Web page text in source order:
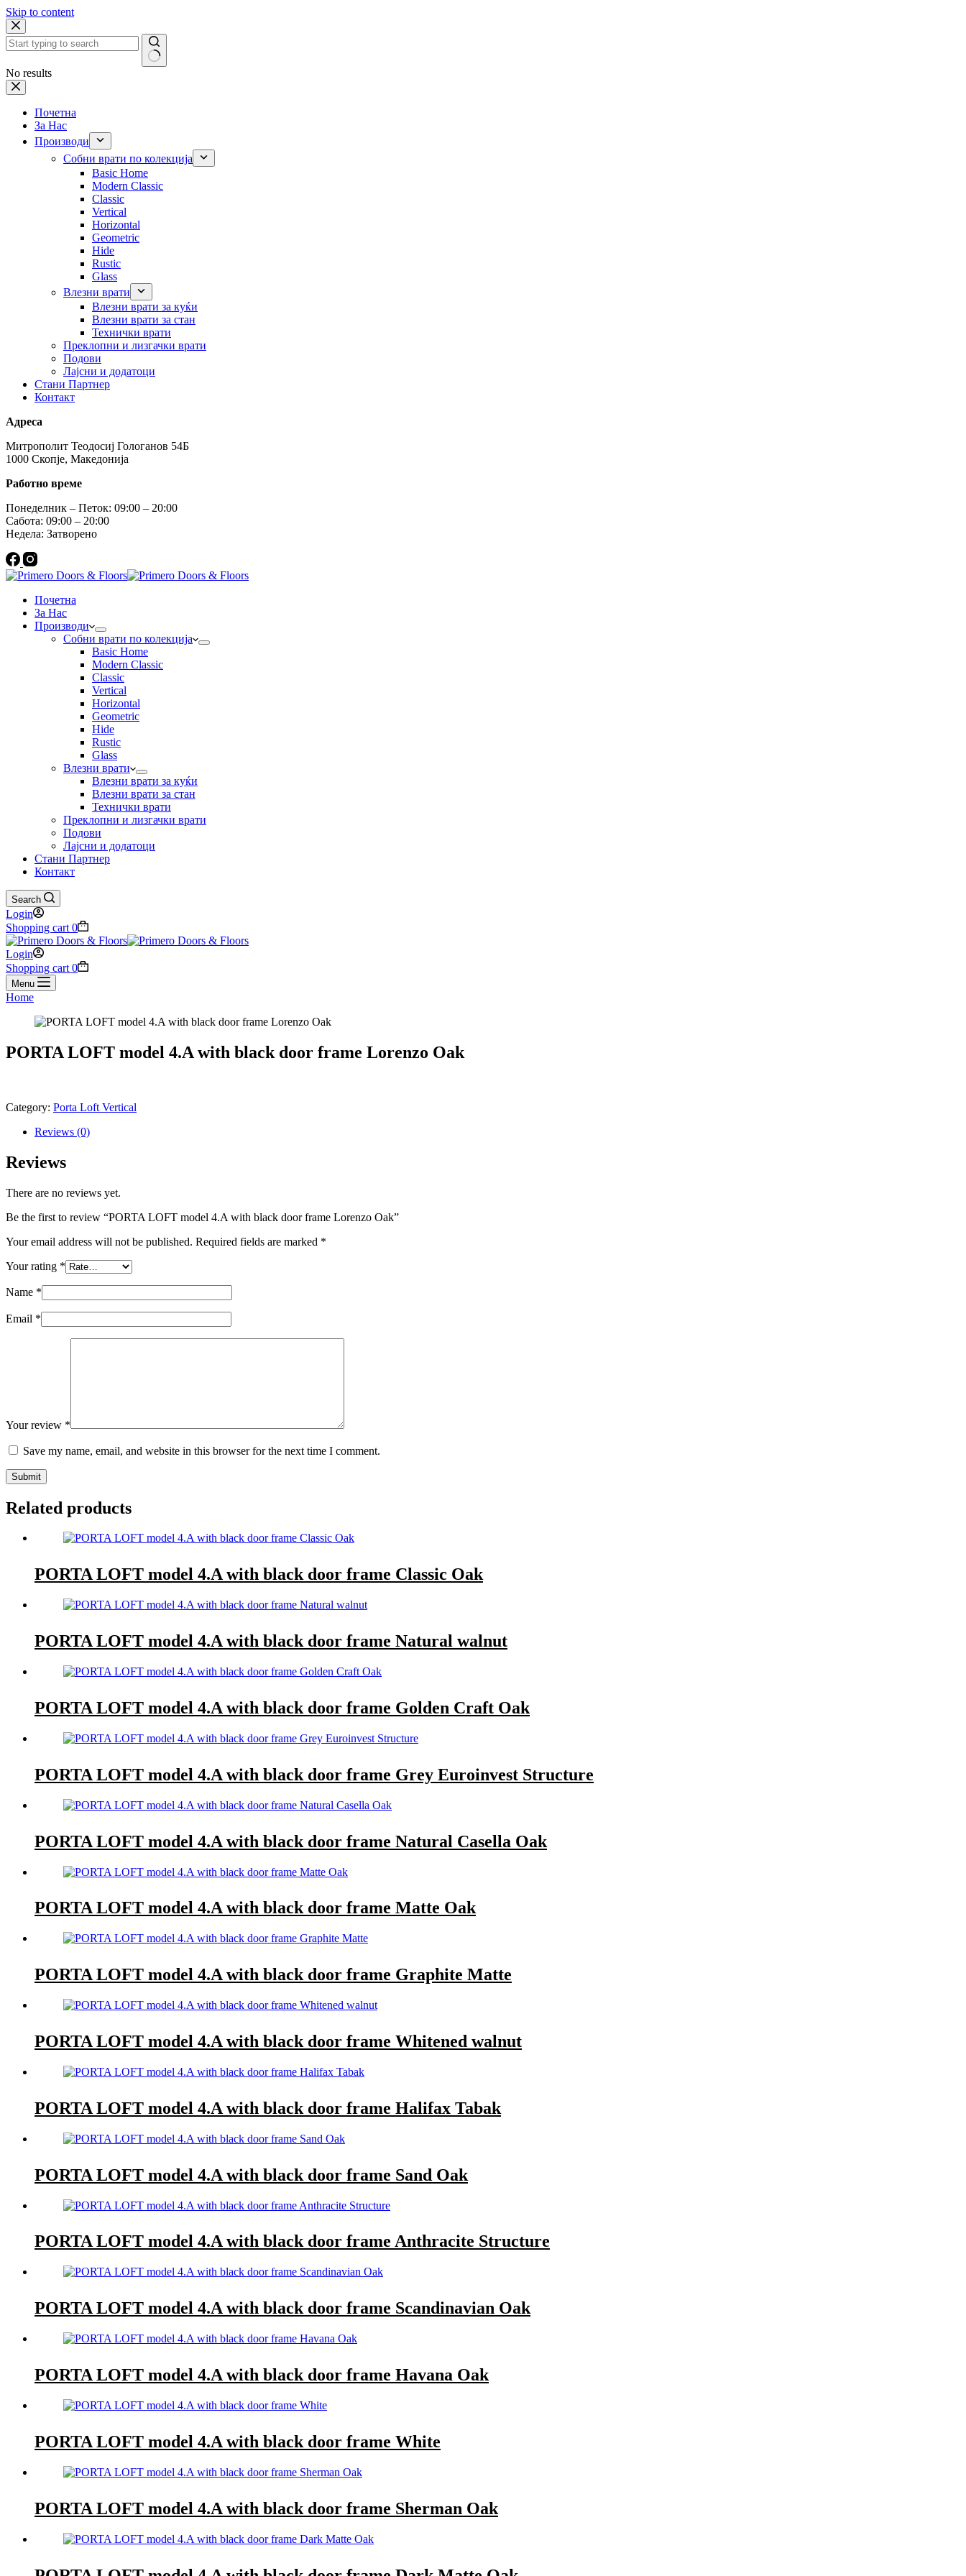
Skip to content
No results
Почетна
За Нас
Производи
Собни врати по колекција
Basic Home
Modern Classic
Classic
Vertical
Horizontal
Geometric
Hide
Rustic
Glass
Влезни врати
Влезни врати за куќи
Влезни врати за стан
Технички врати
Преклопни и лизгачки врати
Подови
Лајсни и додатоци
Стани Партнер
Контакт
Адреса
Митрополит Теодосиј Гологанов 54Б
1000 Скопје, Македонија
Работно време
Понеделник – Петок: 09:00 – 20:00
Сабота: 09:00 – 20:00
Недела: Затворено
Почетна
За Нас
Производи
Собни врати по колекција
Basic Home
Modern Classic
Classic
Vertical
Horizontal
Geometric
Hide
Rustic
Glass
Влезни врати
Влезни врати за куќи
Влезни врати за стан
Технички врати
Преклопни и лизгачки врати
Подови
Лајсни и додатоци
Стани Партнер
Контакт
Search
Login
Shopping cart 0
Login
Shopping cart 0
Menu
Home
PORTA LOFT model 4.A with black door frame Lorenzo Oak
Category: Porta Loft Vertical
Reviews (0)
Reviews
There are no reviews yet.
Be the first to review “PORTA LOFT model 4.A with black door frame Lorenzo Oak”
Your email address will not be published. Required fields are marked *
Your rating *
Name *
Email *
Your review *
Save my name, email, and website in this browser for the next time I comment.
Submit
Related products
PORTA LOFT model 4.A with black door frame Classic Oak
PORTA LOFT model 4.A with black door frame Natural walnut
PORTA LOFT model 4.A with black door frame Golden Craft Oak
PORTA LOFT model 4.A with black door frame Grey Euroinvest Structure
PORTA LOFT model 4.A with black door frame Natural Casella Oak
PORTA LOFT model 4.A with black door frame Matte Oak
PORTA LOFT model 4.A with black door frame Graphite Matte
PORTA LOFT model 4.A with black door frame Whitened walnut
PORTA LOFT model 4.A with black door frame Halifax Tabak
PORTA LOFT model 4.A with black door frame Sand Oak
PORTA LOFT model 4.A with black door frame Anthracite Structure
PORTA LOFT model 4.A with black door frame Scandinavian Oak
PORTA LOFT model 4.A with black door frame Havana Oak
PORTA LOFT model 4.A with black door frame White
PORTA LOFT model 4.A with black door frame Sherman Oak